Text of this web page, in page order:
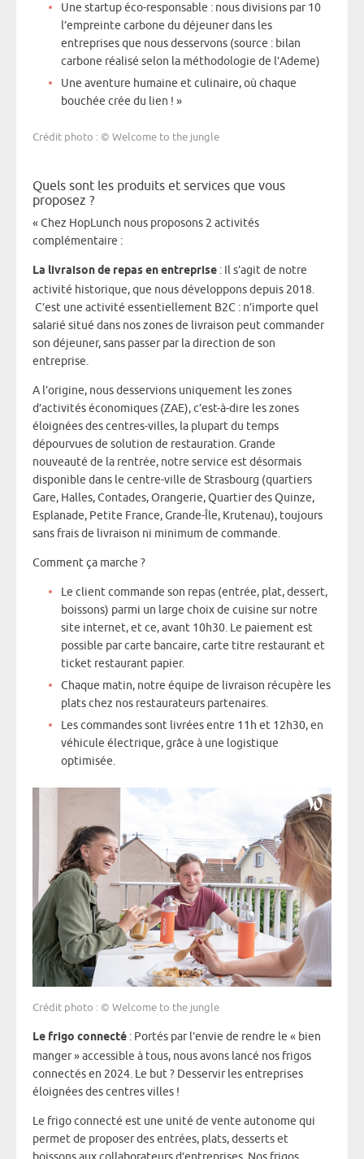
Une startup éco-responsable : nous divisions par 10
l’empreinte carbone du déjeuner dans les
entreprises que nous desservons (source : bilan
carbone réalisé selon la méthodologie de l’Ademe)
Une aventure humaine et culinaire, où chaque
bouchée crée du lien ! »
Crédit photo : © Welcome to the jungle
Quels sont les produits et services que vous
proposez ?
« Chez HopLunch nous proposons 2 activités
complémentaire :
La livraison de repas en entreprise : Il s’agit de notre
activité historique, que nous développons depuis 2018.
C’est une activité essentiellement B2C : n’importe quel
salarié situé dans nos zones de livraison peut commander
son déjeuner, sans passer par la direction de son
entreprise.
A l’origine, nous desservions uniquement les zones
d’activités économiques (ZAE), c’est-à-dire les zones
éloignées des centres-villes, la plupart du temps
dépourvues de solution de restauration. Grande
nouveauté de la rentrée, notre service est désormais
disponible dans le centre-ville de Strasbourg (quartiers
Gare, Halles, Contades, Orangerie, Quartier des Quinze,
Esplanade, Petite France, Grande-Île, Krutenau), toujours
sans frais de livraison ni minimum de commande.
Comment ça marche ?
Le client commande son repas (entrée, plat, dessert,
boissons) parmi un large choix de cuisine sur notre
site internet, et ce, avant 10h30. Le paiement est
possible par carte bancaire, carte titre restaurant et
ticket restaurant papier.
Chaque matin, notre équipe de livraison récupère les
plats chez nos restaurateurs partenaires.
Les commandes sont livrées entre 11h et 12h30, en
véhicule électrique, grâce à une logistique
optimisée.
Crédit photo : © Welcome to the jungle
Le frigo connecté : Portés par l’envie de rendre le « bien
manger » accessible à tous, nous avons lancé nos frigos
connectés en 2024. Le but ? Desservir les entreprises
éloignées des centres villes !
Le frigo connecté est une unité de vente autonome qui
permet de proposer des entrées, plats, desserts et